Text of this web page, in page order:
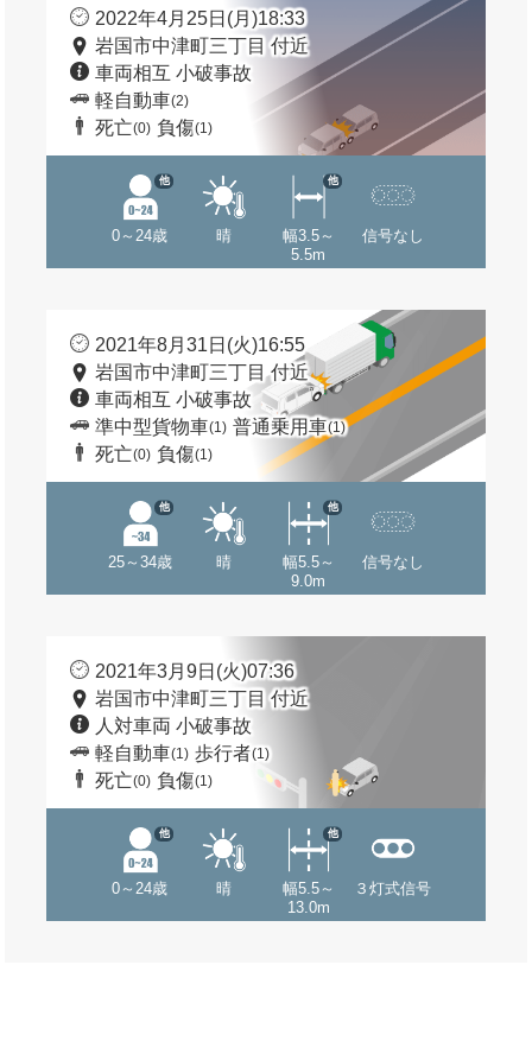
2022年4月25日(月)18:33
岩国市中津町三丁目 付近
車両相互 小破事故
軽自動車(2)
死亡(0) 負傷(1)
0～24歳
他
晴
幅3.5～
5.5m
他
信号なし
2021年8月31日(火)16:55
岩国市中津町三丁目 付近
車両相互 小破事故
準中型貨物車(1) 普通乗用車(1)
死亡(0) 負傷(1)
25～34歳
他
晴
幅5.5～
9.0m
他
信号なし
2021年3月9日(火)07:36
岩国市中津町三丁目 付近
人対車両 小破事故
軽自動車(1) 歩行者(1)
死亡(0) 負傷(1)
0～24歳
他
晴
幅5.5～
13.0m
他
３灯式信号